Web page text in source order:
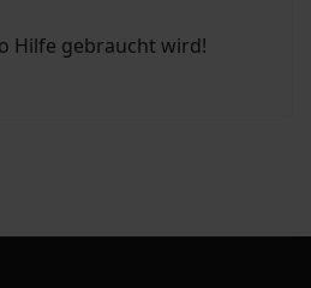
Hilfe gebraucht wird!